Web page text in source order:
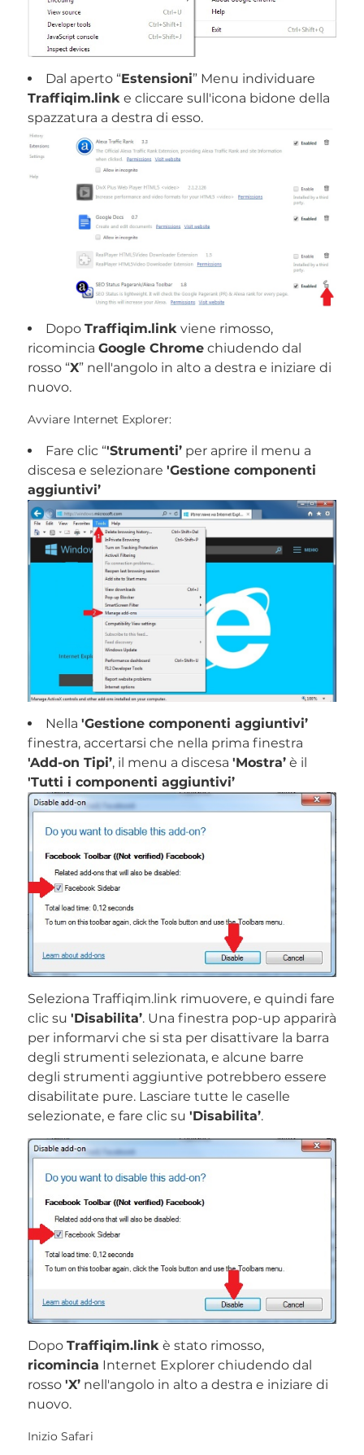
Dal aperto “Estensioni” Menu individuare
Traffiqim.linke cliccare sull'icona bidone della
spazzatura a destra di esso.
Dopo Traffiqim.linkviene rimosso,
ricomincia Google Chromechiudendo dal
rosso “X” nell'angolo in alto a destra e iniziare di
nuovo.
Avviare Internet Explorer:
Fare clic “'Strumenti’per aprire il menu a
discesa e selezionare 'Gestione componenti
aggiuntivi’
Nella 'Gestione componenti aggiuntivi’
finestra, accertarsi che nella prima finestra
'Add-on Tipi’, il menu a discesa 'Mostra’è il
'Tutti i componenti aggiuntivi’
Seleziona Traffiqim.link rimuovere, e quindi fare
clic su 'Disabilita’. Una finestra pop-up apparirà
per informarvi che si sta per disattivare la barra
degli strumenti selezionata, e alcune barre
degli strumenti aggiuntive potrebbero essere
disabilitate pure. Lasciare tutte le caselle
selezionate, e fare clic su 'Disabilita’.
Dopo Traffiqim.linkè stato rimosso,
ricomincia Internet Explorer chiudendo dal
rosso 'X’nell'angolo in alto a destra e iniziare di
nuovo.
Inizio Safari